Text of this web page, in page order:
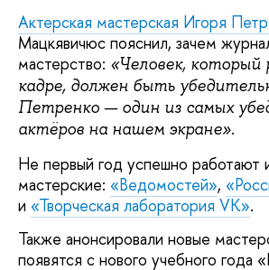
Актерская мастерская Игоря
Мацкявичюс пояснил, зачем
мастерство: «Человек,
кадре, должен быть
Петренко — один из самых
актёров на нашем экране».
Не первый год успешно работают
мастерские: «Ведомостей»,
и «Творческая лаборатория VK».
Также анонсировали новые
появятся с нового учебного года